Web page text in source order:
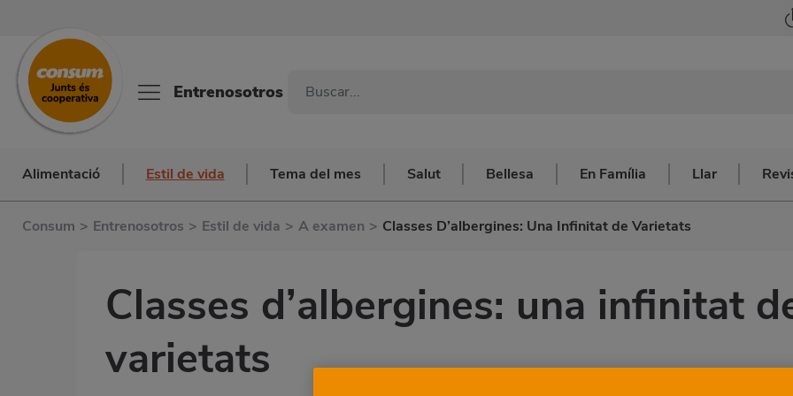
Entrenosotros
Alimentació Estil de vida Tema del mes Salut Bellesa En Família Llar
Consum > Entrenosotros > Estil de vida > A examen > Classes D’albergines: Una Infinitat de Varietats
Classes d’albergines: una infinitat
varietats